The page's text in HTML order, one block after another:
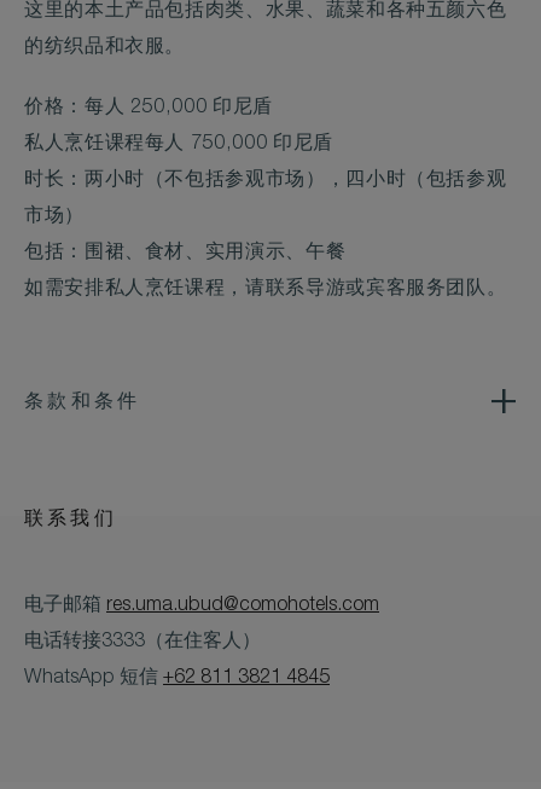
这里的本土产品包括肉类、水果、蔬菜和各种五颜六色
的纺织品和衣服。
价格：每人 250,000 印尼盾
私人烹饪课程每人 750,000 印尼盾
时长：两小时（不包括参观市场），四小时（包括参观
市场）
包括：围裙、食材、实用演示、午餐
如需安排私人烹饪课程，请联系导游或宾客服务团队。
条款和条件
联系我们
电子邮箱 res.uma.ubud@comohotels.com
电话转接3333（在住客人）
WhatsApp 短信 +62 811 3821 4845